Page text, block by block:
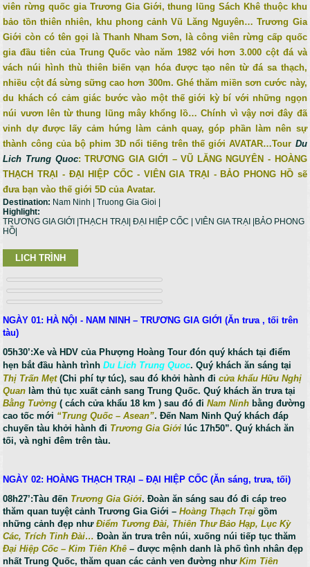
viên rừng quốc gia Trương Gia Giới, thung lũng Sách Khê thuộc khu
bảo tồn thiên nhiên, khu phong cảnh Vũ Lăng Nguyên… Trương Gia
Giới còn có tên gọi là Thanh Nham Sơn, là công viên rừng cấp quốc
gia đầu tiên của Trung Quốc vào năm 1982 với hơn 3.000 cột đá và
vách núi hình thù thiên biến vạn hóa được tạo nên từ đá sa thạch,
nhiều cột đá sừng sững cao hơn 300m. Ghé thăm miền sơn cước này,
du khách có cảm giác bước vào một thế giới kỳ bí với những ngọn
núi vươn lên từ thung lũng mây khổng lồ… Chính vì vậy nơi đây đã
vinh dự được lấy cảm hứng làm cảnh quay, góp phần làm nên sự
thành công của bộ phim 3D nổi tiếng trên thế giới AVATAR…Tour Du
Lich Trung Quoc:TRƯƠNG GIA GIỚI – VŨ LĂNG NGUYÊN - HOÀNG
THẠCH TRẠI - ĐẠI HIỆP CỐC - VIÊN GIA TRẠI - BẢO PHONG HỒ sẽ
đưa bạn vào thế giới 5D của Avatar.
Destination: Nam Ninh | Truong Gia Gioi |
Highlight:
TRƯƠNG GIA GIỚI |THẠCH TRẠI| ĐẠI HIỆP CỐC | VIÊN GIA TRẠI |BẢO PHONG
HỒ|
LICH TRÌNH
NGÀY 01: HÀ NỘI - NAM NINH – TRƯƠNG GIA GIỚI (Ăn trưa , tối trên
tàu)
05h30’:Xe và HDV của Phượng Hoàng Tour đón quý khách tại điểm
hẹn bắt đầu hành trìnhDu Lich Trung Quoc. Quý khách ăn sáng tại
Thị Trấn Mẹt(Chi phí tự túc), sau đó khởi hành đicửa khẩu Hữu Nghị
Quan làm thủ tục xuất cảnh sang Trung Quốc. Quý khách ăn trưa tại
Bằng Tường ( cách cửa khẩu 18 km ) sau đó điNam Ninh bằng đ­ường
cao tốc mới “Trung Quốc – Asean”. Đến Nam Ninh Quý khách đáp
chuyến tàu khởi hành đi Trương Gia Giới lúc 17h50”. Quý khách ăn
tối, và nghỉ đêm trên tàu.
NGÀY 02: HOÀNG THẠCH TRẠI – ĐẠI HIỆP CỐC (Ăn sáng, trưa, tối)
08h27’:Tàu đến Trương Gia Giới. Đoàn ăn sáng sau đó đi cáp treo
thăm quan tuyệt cảnh Trương Gia Giới –Hoàng Thạch Trạigồm
những cảnh đẹp nhưĐiểm Tương Đài, Thiên Thư Bảo Hạp, Lục Kỳ
Các, Trích Tinh Đài… Đoàn ăn trưa trên núi, xuống núi tiếp tục thăm
Đại Hiệp Cốc – Kim Tiên Khê – được mệnh danh là phố tình nhân đẹp
nhất Trung Quốc, thăm quan các cảnh ven đường nhưKim Tiên